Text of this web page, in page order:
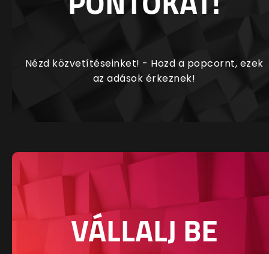
Nézd közvetítéseinket! - Hozd a popcornt, ezek
az adások érkeznek!
VÁLLALJ BE